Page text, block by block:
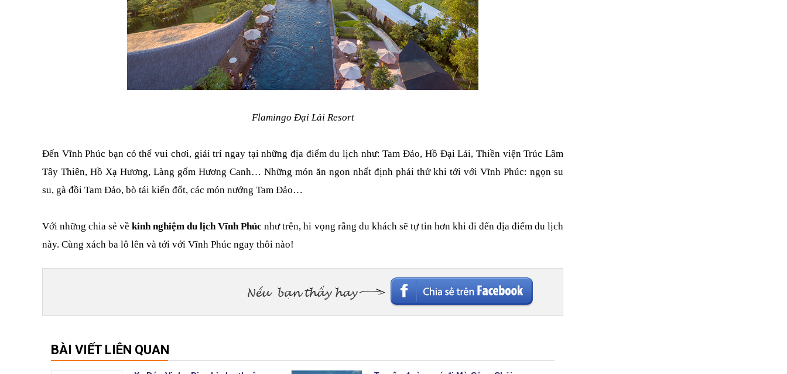
Flamingo Đại Lải Resort
Đến Vĩnh Phúc bạn có thể vui chơi, giải trí ngay tại những địa điểm du lịch như: Tam Đảo, Hồ Đại Lải, Thiền viện Trúc Lâm
Tây Thiên, Hồ Xạ Hương, Làng gốm Hương Canh… Những món ăn ngon nhất định phải thử khi tới với Vĩnh Phúc: ngọn su
su, gà đồi Tam Đảo, bò tái kiến đốt, các món nướng Tam Đảo…
Với những chia sẻ về kinh nghiệm du lịch Vĩnh Phúc như trên, hi vọng rằng du khách sẽ tự tin hơn khi đi đến địa điểm du lịch
này. Cùng xách ba lô lên và tới với Vĩnh Phúc ngay thôi nào!
BÀI VIẾT LIÊN QUAN